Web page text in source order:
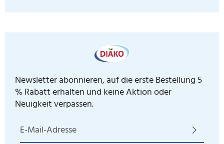
Newsletter abonnieren, auf die erste Bestellung 5
% Rabatt erhalten und keine Aktion oder
Neuigkeit verpassen.
E-Mail-Adresse*